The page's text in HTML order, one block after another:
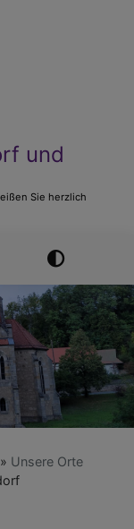
und
Sie herzlich
Unsere Orte